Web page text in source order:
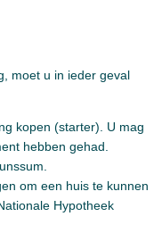
moet u in ieder geval
kopen (starter). U mag
hebben gehad.
om een huis te kunnen
Hypotheek